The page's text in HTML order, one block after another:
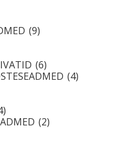
(9)
(6)
(4)
(2)